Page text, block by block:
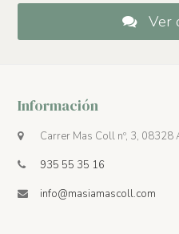
Ver
Información
Carrer Mas Coll nº, 3, 08328
935 55 35 16
info@masiamascoll.com